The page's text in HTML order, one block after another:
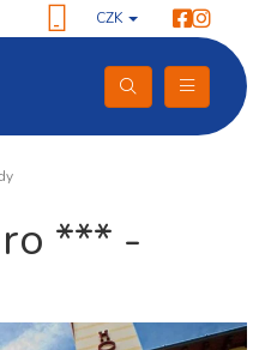
CZK
*** -